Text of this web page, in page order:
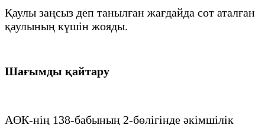
Қаулы заңсыз деп танылған жағдайда сот аталған
қаулының күшін жояды.
Шағымды қайтару
АӨК-нің 138-бабының 2-бөлігінде әкімшілік